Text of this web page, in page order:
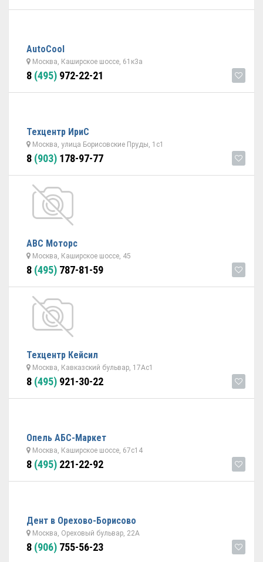
AutoCool
Москва, Каширское шоссе, 61к3а
8 (495) 972-22-21
Техцентр ИриС
Москва, улица Борисовские Пруды, 1с1
8 (903) 178-97-77
АВС Моторс
Москва, Каширское шоссе, 45
8 (495) 787-81-59
Техцентр Кейсил
Москва, Кавказский бульвар, 17Ас1
8 (495) 921-30-22
Опель АБС-Маркет
Москва, Каширское шоссе, 67с14
8 (495) 221-22-92
Дент в Орехово-Борисово
Москва, Ореховый бульвар, 22А
8 (906) 755-56-23